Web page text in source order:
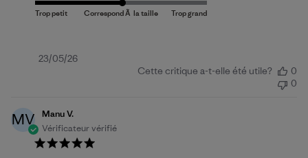
Date
23/05/26
Cette critique a-t-elle été utile?
0
0
MV
Manu V.
Vérificateur vérifié